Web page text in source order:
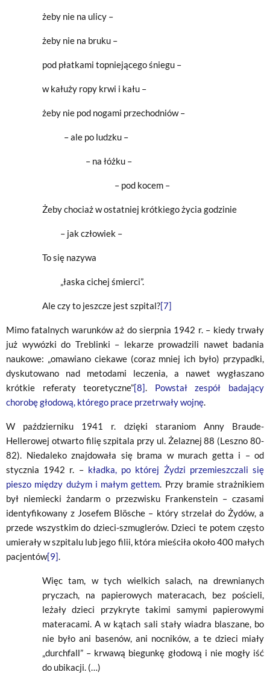
żeby nie na ulicy –
żeby nie na bruku –
pod płatkami topniejącego śniegu –
w kałuży ropy krwi i kału –
żeby nie pod nogami przechodniów –
– ale po ludzku –
– na łóżku –
– pod kocem –
Żeby chociaż w ostatniej krótkiego życia godzinie
– jak człowiek –
To się nazywa
„łaska cichej śmierci”.
Ale czy to jeszcze jest szpital?[7]
Mimo fatalnych warunków aż do sierpnia 1942 r. – kiedy trwały
już wywózki do Treblinki – lekarze prowadzili nawet badania
naukowe: „omawiano ciekawe (coraz mniej ich było) przypadki,
dyskutowano nad metodami leczenia, a nawet wygłaszano
krótkie referaty teoretyczne”[8]. Powstał zespół badający
chorobę głodową, którego prace przetrwały wojnę.
W październiku 1941 r. dzięki staraniom Anny Braude-
Hellerowej otwarto filię szpitala przy ul. Żelaznej 88 (Leszno 80-
82). Niedaleko znajdowała się brama w murach getta i – od
stycznia 1942 r. – kładka, po której Żydzi przemieszczali się
pieszo między dużym i małym gettem. Przy bramie strażnikiem
był niemiecki żandarm o przezwisku Frankenstein – czasami
identyfikowany z Josefem Blösche – który strzelał do Żydów, a
przede wszystkim do dzieci-szmuglerów. Dzieci te potem często
umierały w szpitalu lub jego filii, która mieściła około 400 małych
pacjentów[9].
Więc tam, w tych wielkich salach, na drewnianych
pryczach, na papierowych materacach, bez pościeli,
leżały dzieci przykryte takimi samymi papierowymi
materacami. A w kątach sali stały wiadra blaszane, bo
nie było ani basenów, ani nocników, a te dzieci miały
„durchfall” – krwawą biegunkę głodową i nie mogły iść
do ubikacji. (…)